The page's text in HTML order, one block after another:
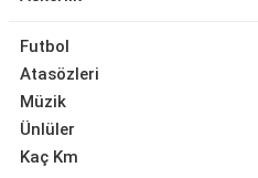
Futbol
Atasözleri
Müzik
Ünlüler
Kaç Km